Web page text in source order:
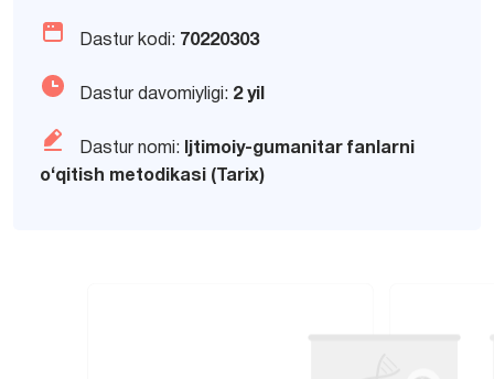
Dastur kodi: 70220303
Dastur davomiyligi: 2 yil
Dastur nomi:
Ijtimoiy-gumanitar fanlarni
o‘qitish metodikasi (Tarix)